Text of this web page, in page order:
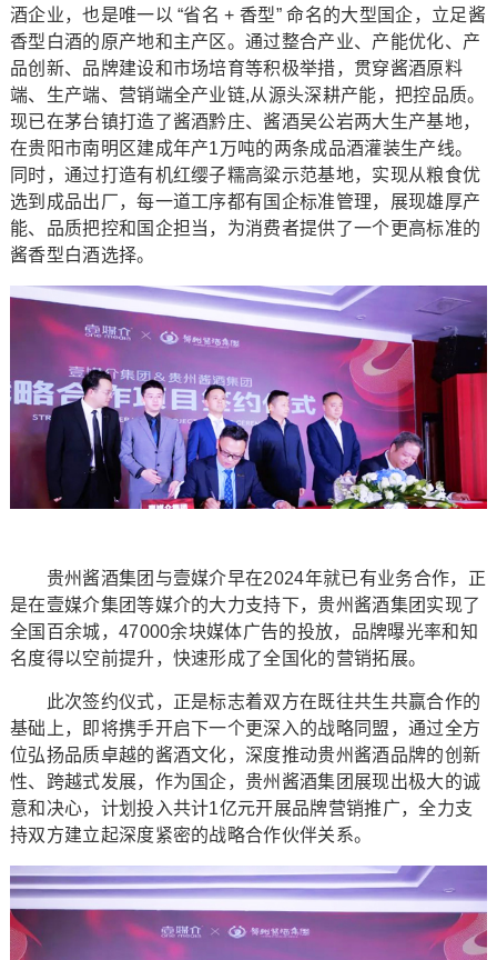
酒企业，也是唯一以 “省名 + 香型” 命名的大型国企，立足酱
香型白酒的原产地和主产区。通过整合产业、产能优化、产
品创新、品牌建设和市场培育等积极举措，贯穿酱酒原料
端、生产端、营销端全产业链,从源头深耕产能，把控品质。
现已在茅台镇打造了酱酒黔庄、酱酒吴公岩两大生产基地，
在贵阳市南明区建成年产1万吨的两条成品酒灌装生产线。
同时，通过打造有机红缨子糯高粱示范基地，实现从粮食优
选到成品出厂，每一道工序都有国企标准管理，展现雄厚产
能、品质把控和国企担当，为消费者提供了一个更高标准的
酱香型白酒选择。
贵州酱酒集团与壹媒介早在2024年就已有业务合作，正
是在壹媒介集团等媒介的大力支持下，贵州酱酒集团实现了
全国百余城，47000余块媒体广告的投放，品牌曝光率和知
名度得以空前提升，快速形成了全国化的营销拓展。
此次签约仪式，正是标志着双方在既往共生共赢合作的
基础上，即将携手开启下一个更深入的战略同盟，通过全方
位弘扬品质卓越的酱酒文化，深度推动贵州酱酒品牌的创新
性、跨越式发展，作为国企，贵州酱酒集团展现出极大的诚
意和决心，计划投入共计1亿元开展品牌营销推广，全力支
持双方建立起深度紧密的战略合作伙伴关系。